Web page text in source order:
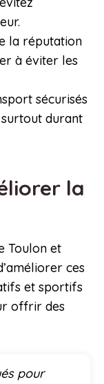
la réputation
à éviter les
sécurisés
durant
la
Toulon et
ces
et sportifs
offrir des
pour